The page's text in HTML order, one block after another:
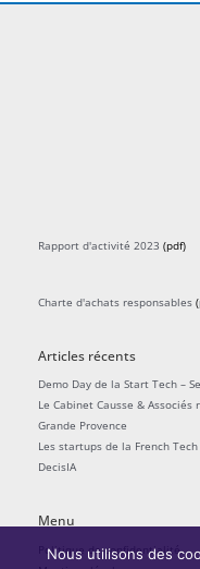
Rapport d'activité 2023 (pdf)
Charte d'achats responsables
Articles récents
Demo Day de la Start Tech –
Le Cabinet Causse &
Grande Provence
Les startups de la French
DecisIA
Menu
Politique de confidentialité
Nous utilisons des